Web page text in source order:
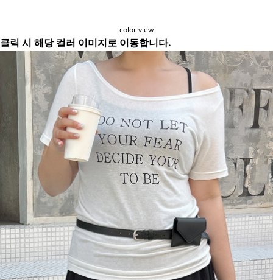
color view
클릭 시 해당 컬러 이미지로 이동합니다.